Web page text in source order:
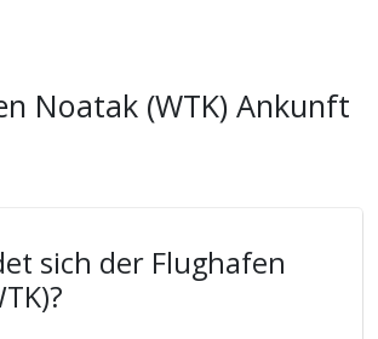
Noatak (WTK) Ankunft
sich der Flughafen